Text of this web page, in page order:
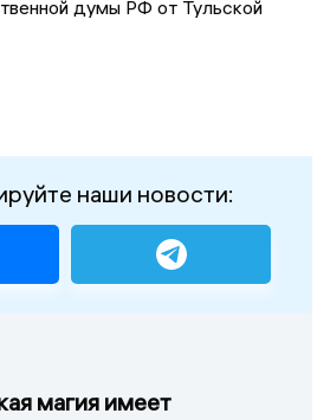
думы РФ от Тульской
наши новости:
магия имеет